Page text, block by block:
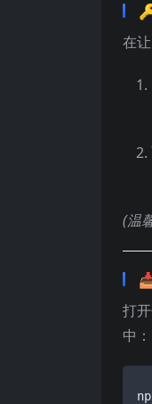
在
(温
打
中：